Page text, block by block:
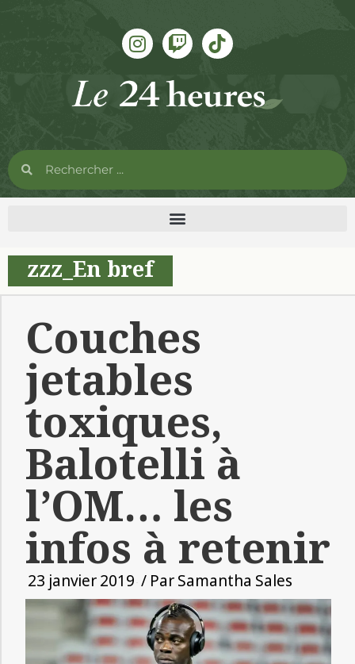
zzz_En bref
Couches
jetables
toxiques,
Balotelli à
l’OM… les
infos à retenir
23 janvier 2019 / ParSamantha Sales